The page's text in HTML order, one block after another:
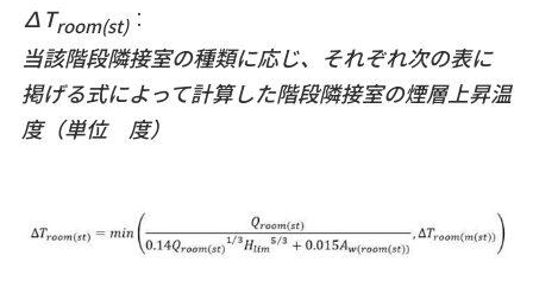
∆Troom(st)：
当該階段隣接室の種類に応じ、それぞれ次の表に
掲げる式によって計算した階段隣接室の煙層上昇温
度（単位 度）